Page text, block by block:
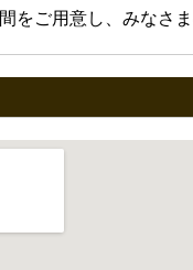
をご用意し、みなさ